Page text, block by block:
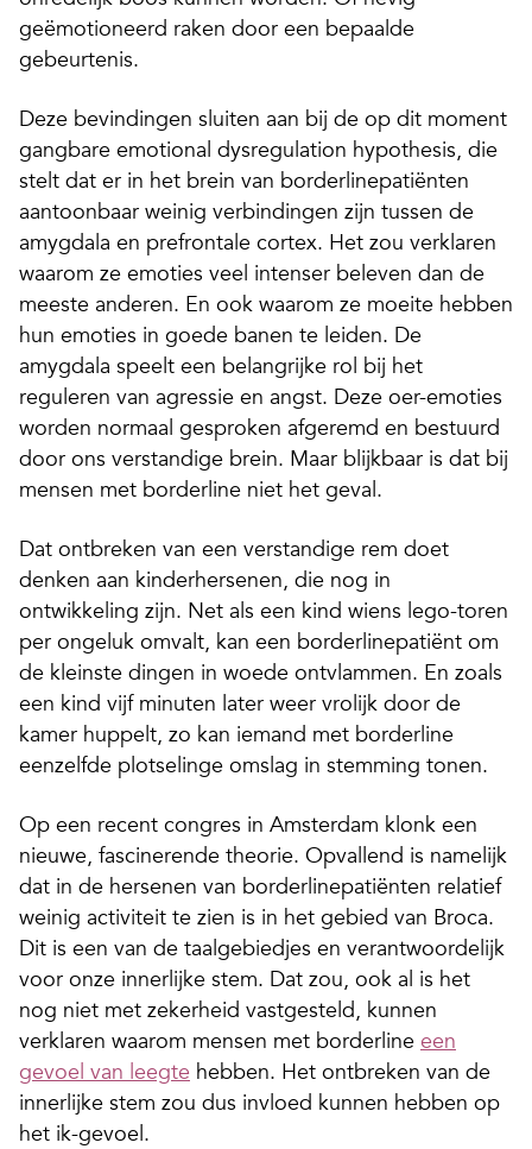
geëmotioneerd raken door een bepaalde
gebeurtenis.
Deze bevindingen sluiten aan bij de op dit moment
gangbare emotional dysregulation hypothesis, die
stelt dat er in het brein van borderlinepatiënten
aantoonbaar weinig verbindingen zijn tussen de
amygdala en prefrontale cortex. Het zou verklaren
waarom ze emoties veel intenser beleven dan de
meeste anderen. En ook waarom ze moeite hebben
hun emoties in goede banen te leiden. De
amygdala speelt een belangrijke rol bij het
reguleren van agressie en angst. Deze oer-emoties
worden normaal gesproken afgeremd en bestuurd
door ons verstandige brein. Maar blijkbaar is dat bij
mensen met borderline niet het geval.
Dat ontbreken van een verstandige rem doet
denken aan kinderhersenen, die nog in
ontwikkeling zijn. Net als een kind wiens lego-toren
per ongeluk omvalt, kan een borderlinepatiënt om
de kleinste dingen in woede ontvlammen. En zoals
een kind vijf minuten later weer vrolijk door de
kamer huppelt, zo kan iemand met borderline
eenzelfde plotselinge omslag in stemming tonen.
Op een recent congres in Amsterdam klonk een
nieuwe, fascinerende theorie. Opvallend is namelijk
dat in de hersenen van borderlinepatiënten relatief
weinig activiteit te zien is in het gebied van Broca.
Dit is een van de taalgebiedjes en verantwoordelijk
voor onze innerlijke stem. Dat zou, ook al is het
nog niet met zekerheid vastgesteld, kunnen
verklaren waarom mensen met borderline een
gevoel van leegte hebben. Het ontbreken van de
innerlijke stem zou dus invloed kunnen hebben op
het ik-gevoel.